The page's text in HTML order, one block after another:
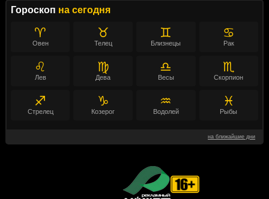
Гороскоп на сегодня
♈
Овен
♉
Телец
♊
Близнецы
♋
Рак
♌
Лев
♍
Дева
♎
Весы
♏
Скорпион
♐
Стрелец
♑
Козерог
♒
Водолей
♓
Рыбы
на ближайшие дни